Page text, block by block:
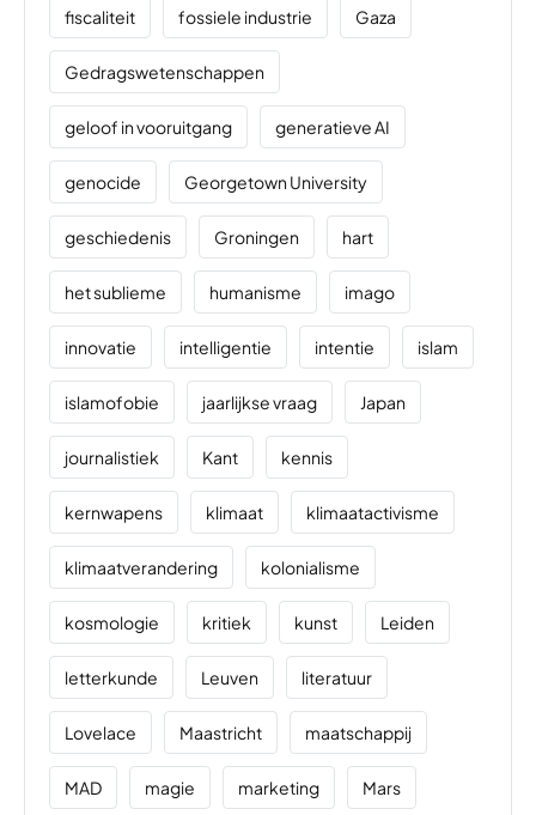
fiscaliteit fossiele industrie Gaza
Gedragswetenschappen
geloof in vooruitgang generatieve AI
genocide Georgetown University
geschiedenis Groningen hart
het sublieme humanisme imago
innovatie intelligentie intentie islam
islamofobie jaarlijkse vraag Japan
journalistiek Kant kennis
kernwapens klimaat klimaatactivisme
klimaatverandering kolonialisme
kosmologie kritiek kunst Leiden
letterkunde Leuven literatuur
Lovelace Maastricht maatschappij
MAD magie marketing Mars